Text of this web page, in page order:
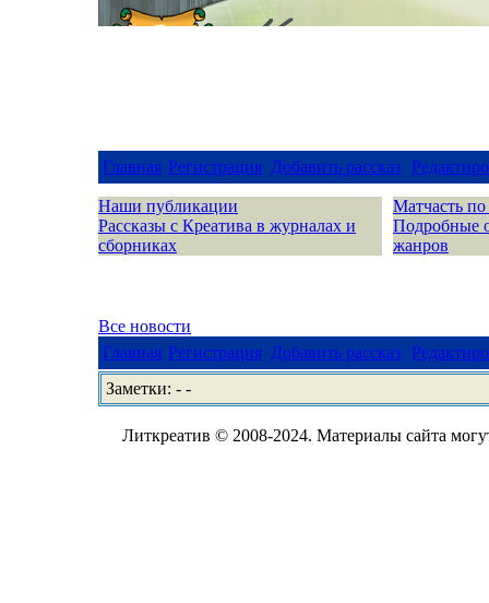
Главная Регистрация Добавить рассказ
Наши публикации
Рассказы с Креатива в журналах и
сборниках
Матчасть
Подробные
жанров
Все новости
Главная Регистрация Добавить рассказ
Заметки: - -
Литкреатив © 2008-2024. Материалы сайта